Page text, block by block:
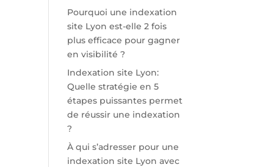
Pourquoi une indexation
site Lyon est-elle 2 fois
plus efficace pour gagner
en visibilité ?
Indexation site Lyon:
Quelle stratégie en 5
étapes puissantes permet
de réussir une indexation
?
À qui s’adresser pour une
indexation site Lyon avec